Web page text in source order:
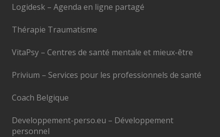
Logidesk – Agenda en ligne partagé
Thérapie Traumatisme
VitaPsy – Centres de santé mentale et mieux-être
Privium – Services pour les professionnels de santé
Coach Belgique
Developpement-perso.eu – Développement
personnel